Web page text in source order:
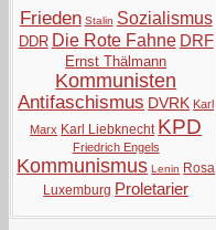
Frieden Stalin Sozialismus
DDR Die Rote Fahne DRF
Ernst Thälmann
Kommunisten
Antifaschismus DVRK Karl
Marx Karl Liebknecht KPD
Friedrich Engels
Kommunismus Lenin Rosa
Luxemburg Proletarier